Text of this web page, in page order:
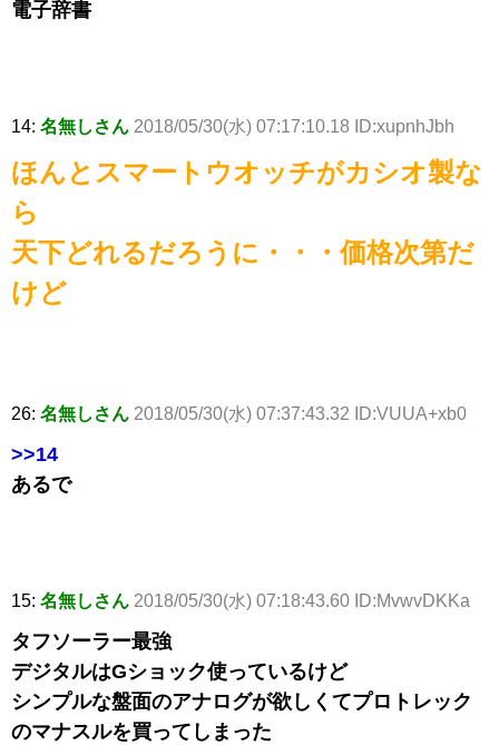
電子辞書
14: 名無しさん 2018/05/30(水) 07:17:10.18 ID:xupnhJbh
ほんとスマートウオッチがカシオ製な
ら
天下どれるだろうに・・・価格次第だ
けど
26: 名無しさん 2018/05/30(水) 07:37:43.32 ID:VUUA+xb0
>>14
あるで
15: 名無しさん 2018/05/30(水) 07:18:43.60 ID:MvwvDKKa
タフソーラー最強
デジタルはGショック使っているけど
シンプルな盤面のアナログが欲しくてプロトレック
のマナスルを買ってしまった